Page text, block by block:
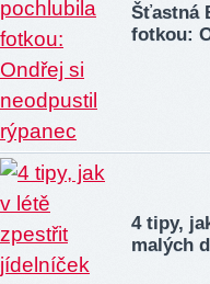
Šťastná
fotkou:
4 tipy,
malých